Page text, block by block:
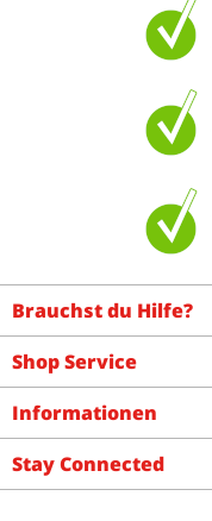
Brauchst du Hilfe?
Shop Service
Informationen
Stay Connected